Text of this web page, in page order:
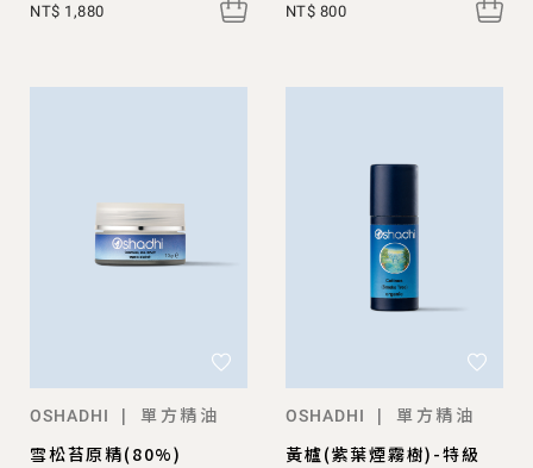
NT$ 1,880 NT$ 800
OSHADHI |
單方精油
雪松苔原精(80%)
OSHADHI |
單方精油
黃櫨(紫葉煙霧樹)-特級